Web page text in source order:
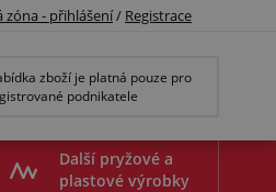
zóna - přihlášení/ Registrace
zboží je platná pouze pro
podnikatele
Další pryžové a
plastové výrobky